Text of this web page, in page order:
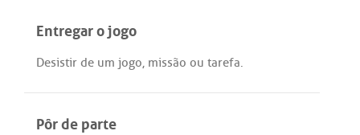
Entregar o jogo
Desistir de um jogo, missão ou tarefa.
Pôr de parte